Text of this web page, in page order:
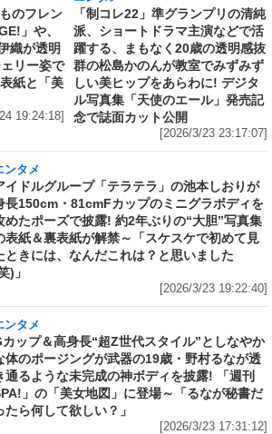
のフレン
」や、
織が透明
リー姿で
紙と「美
19:24:18]
「制コレ22」準グランプリの清純
派、ショートドラマ主演などで活
躍する、まもなく20歳の透明感抜
群の松島かのんが教室でみずみず
しい美ヒップをあらわに! デジタ
ル写真集「天使のエール」発売記
念で誌面カット公開
[2026/3/23 23:17:07]
ンタメ
イドルグループ「テラテラ」の池本しおりが
長150cm・81cmFカップのミニグラボディを
めたポーズで披露! 約2年ぶりの“大胆”写真集
表紙＆裏表紙が解禁～「スケスケで初めて見
ときには、なんだこれは？と思いました
)」
[2026/3/23 19:22:40]
ンタメ
カップ＆高身長“超Z世代スタイル”としなやか
体のポージングが武器の19歳・野村るなが透
通るような未完成の神ボディを披露! 「週刊
」の「美女地図」に登場～「るなが秘書だ
たら何して欲しい？」
[2026/3/23 17:31:12]